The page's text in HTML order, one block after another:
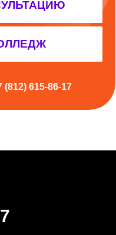
ЛИ
варианты
Или можете